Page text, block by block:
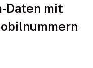
Daten mit